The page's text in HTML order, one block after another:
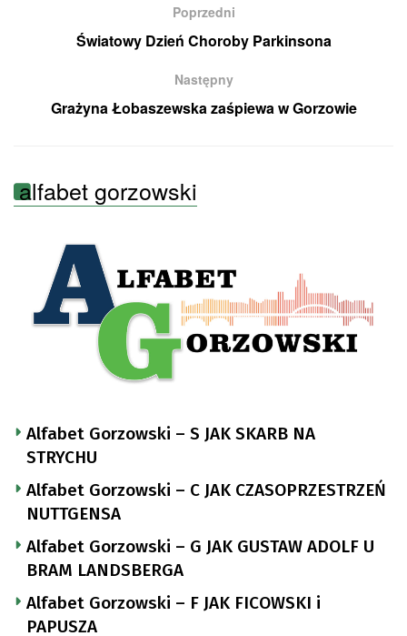
Poprzedni
Światowy Dzień Choroby Parkinsona
Następny
Grażyna Łobaszewska zaśpiewa w Gorzowie
alfabet gorzowski
Alfabet Gorzowski – S JAK SKARB NA
STRYCHU
Alfabet Gorzowski – C JAK CZASOPRZESTRZEŃ
NUTTGENSA
Alfabet Gorzowski – G JAK GUSTAW ADOLF U
BRAM LANDSBERGA
Alfabet Gorzowski – F JAK FICOWSKI i
PAPUSZA